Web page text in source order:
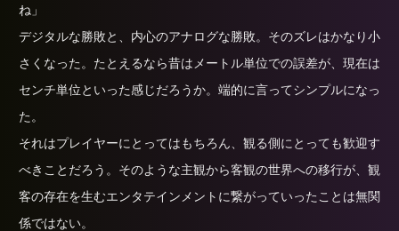
ね」
デジタルな勝敗と、内心のアナログな勝敗。そのズレはかなり小
さくなった。たとえるなら昔はメートル単位での誤差が、現在は
センチ単位といった感じだろうか。端的に言ってシンプルになっ
た。
それはプレイヤーにとってはもちろん、観る側にとっても歓迎す
べきことだろう。そのような主観から客観の世界への移行が、観
客の存在を生むエンタテインメントに繋がっていったことは無関
係ではない。